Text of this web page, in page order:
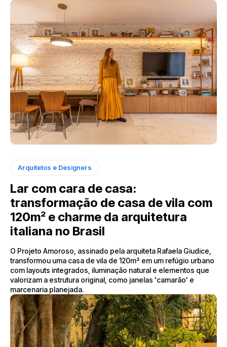
Arquitetos e Designers
Lar com cara de casa:
transformação de casa de vila com
120m² e charme da arquitetura
italiana no Brasil
O Projeto Amoroso, assinado pela arquiteta Rafaela Giudice,
transformou uma casa de vila de 120m² em um refúgio urbano
com layouts integrados, iluminação natural e elementos que
valorizam a estrutura original, como janelas 'camarão' e
marcenaria planejada.